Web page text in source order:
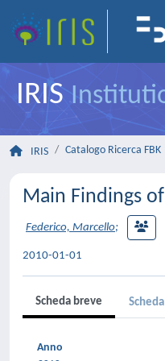
IRIS
IRIS Catalogo Ricerca FBK
Main Findings
Federico, Marcello;
2010-01-01
Scheda breve
Anno